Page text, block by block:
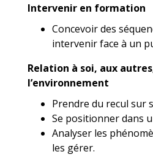
Intervenir en formation
Concevoir des
intervenir face à un
Relation à soi, aux
l’environnement
Prendre du recul sur
Se positionner dans
Analyser les
les gérer.